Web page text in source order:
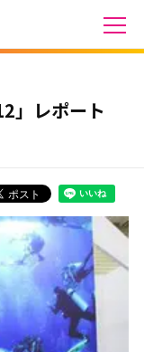
」レポート